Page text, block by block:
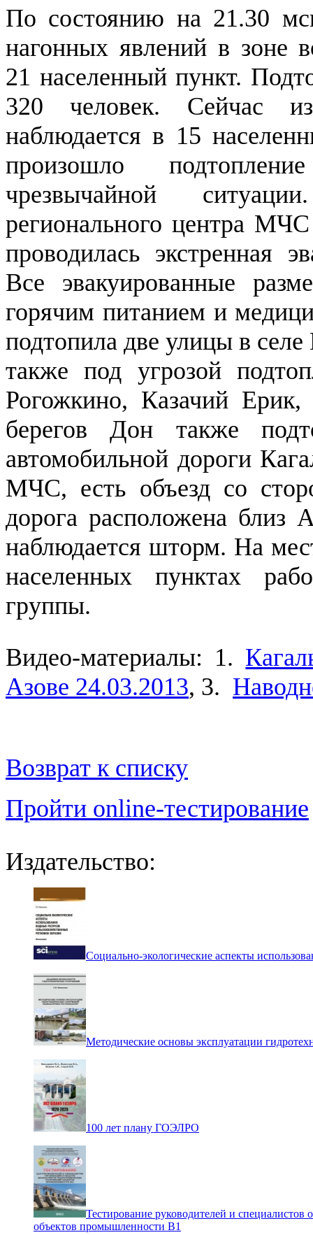
По состоянию на 21.30
нагонных явлений в зоне
21 населенный пункт.
320 человек. Сейчас
наблюдается в 15
произошло
чрезвычайной
регионального центра
проводилась экстренная
Все эвакуированные
горячим питанием и
подтопила две улицы в
также под угрозой
Рогожкино, Казачий
берегов Дон также
автомобильной дороги
МЧС, есть объезд со
дорога расположена близ
наблюдается шторм. На
населенных пунктах
группы.
Видео-материалы: 1.
Азове 24.03.2013, 3.
Возврат к списку
Пройти online-тестирование
Издательство:
Социально-экологические аспекты
Методические основы эксплуатации
100 лет плану ГОЭЛРО
Тестирование руководителей и специалистов
объектов промышленности В1